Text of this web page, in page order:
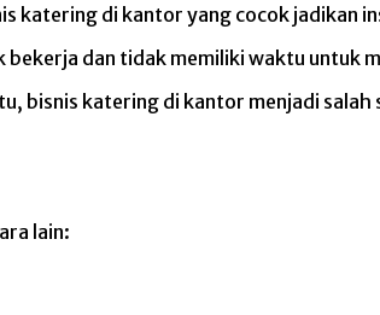
katering di kantor yang cocok jadikan
dan tidak memiliki waktu untuk
bisnis katering di kantor menjadi
lain: